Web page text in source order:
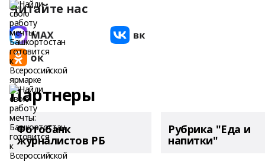
Читайте нас
Партнеры
Фотобанк
журналистов РБ
Рубрика "Еда и
напитки"